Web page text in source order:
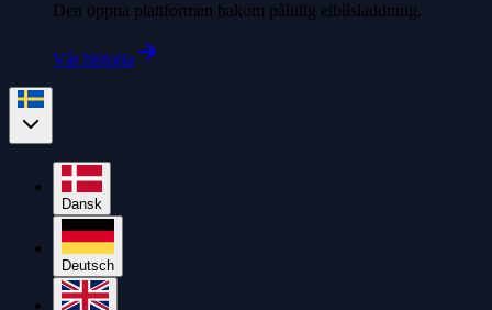
Den öppna plattformen bakom pålitlig elbilsladdning.
Vår historia
Dansk
Deutsch